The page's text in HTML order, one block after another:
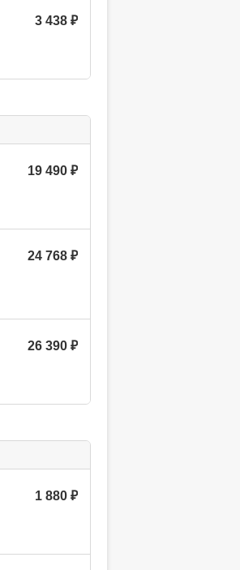
3 438
19 490
24 768
26 390
1 880